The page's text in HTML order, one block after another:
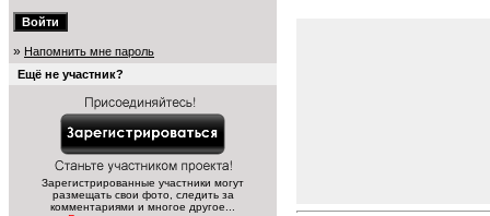
» Напомнить мне пароль
Ещё не участник?
Зарегистрированные участники могут
размещать свои фото, следить за
комментариями и многое другое...